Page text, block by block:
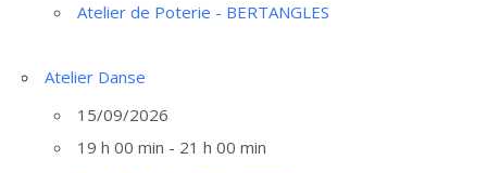
Atelier de Poterie - BERTANGLES
Atelier Danse
15/09/2026
19 h 00 min - 21 h 00 min